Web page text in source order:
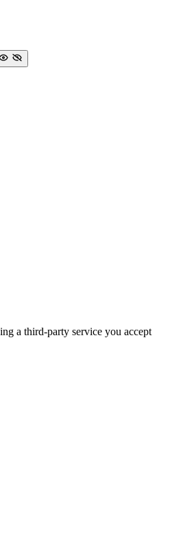
a third-party service you accept